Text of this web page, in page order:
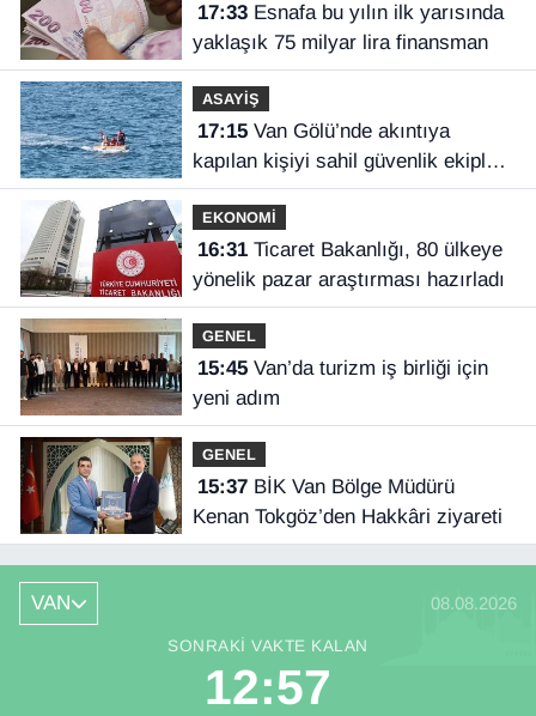
17:33Esnafa bu yılın ilk yarısında
yaklaşık 75 milyar lira finansman
ASAYİŞ
17:15Van Gölü’nde akıntıya
kapılan kişiyi sahil güvenlik ekipleri
kurtardı
EKONOMİ
16:31Ticaret Bakanlığı, 80 ülkeye
yönelik pazar araştırması hazırladı
GENEL
15:45Van’da turizm iş birliği için
yeni adım
GENEL
15:37BİK Van Bölge Müdürü
Kenan Tokgöz’den Hakkâri ziyareti
VAN 08.08.2026
SONRAKI VAKTE KALAN
12:57